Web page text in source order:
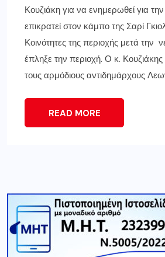
Κουζιάκη για να ενημερωθεί για
επικρατεί στον κάμπο της Σαρί
Κοινότητες της περιοχής μετά την
έπληξε την περιοχή. Ο κ.
τους αρμόδιους αντιδημάρχους
READ MORE